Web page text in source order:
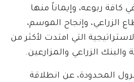
كافة ربوعه، وإيماناً منها
الزراعي، وإنجاح الموسم،
التي امتدت لأكثر من
المحدودة، عن انطلاقة